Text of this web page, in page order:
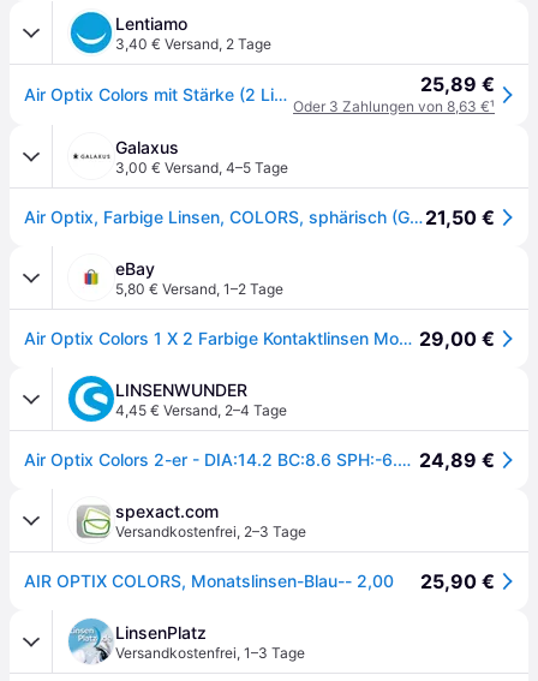
Lentiamo
3,40 € Versand, 2 Tage
Air Optix Colors mit Stärke (2 Linsen) - mit Stärke 25,89 €
Oder 3 Zahlungen von 8,63 €¹
Galaxus
3,00 € Versand, 4–5 Tage
Air Optix, Farbige Linsen, COLORS, sphärisch (Gemstone Green)21,50 €
eBay
5,80 € Versand, 1–2 Tage
Air Optix Colors 1 X 2 Farbige Kontaktlinsen Monatslinsen Von Alcon 29,00 €
LINSENWUNDER
4,45 € Versand, 2–4 Tage
Air Optix Colors 2-er - DIA:14.2 BC:8.6 SPH:-6.50 COL:BLU 24,89 €
spexact.com
Versandkostenfrei, 2–3 Tage
AIR OPTIX COLORS, Monatslinsen-Blau-- 2,00 25,90 €
LinsenPlatz
Versandkostenfrei, 1–3 Tage